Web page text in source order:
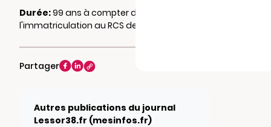
Durée:99 ans à compter de
l'immatriculation au RCS de GRENOBLE
Partager
Autres publications du journal
Lessor38.fr (mesinfos.fr)